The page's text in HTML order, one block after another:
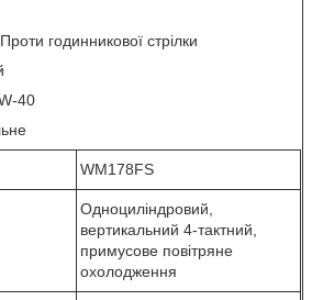
годинникової стрілки
40
WM178FS
Одноциліндровий,
вертикальний 4-тактний,
примусове повітряне
охолодження